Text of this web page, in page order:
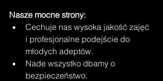
Nasze mocne strony:
Cechuje nas wysoka jakość zajęć
i profesjonalne podejście do
młodych adeptów.
Nade wszystko dbamy o
bezpieczeństwo.